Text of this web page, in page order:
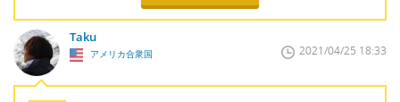
Taku
アメリカ合衆国 2021/04/25 18:33